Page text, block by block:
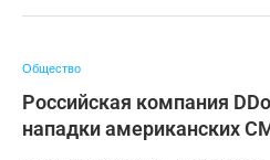
Общество
Российская компания
нападки американских